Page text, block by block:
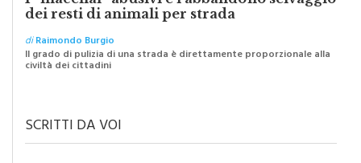
dei resti di animali per strada
diRaimondo Burgio
Il grado di pulizia di una strada è direttamente proporzionale alla
civiltà dei cittadini
SCRITTI DA VOI